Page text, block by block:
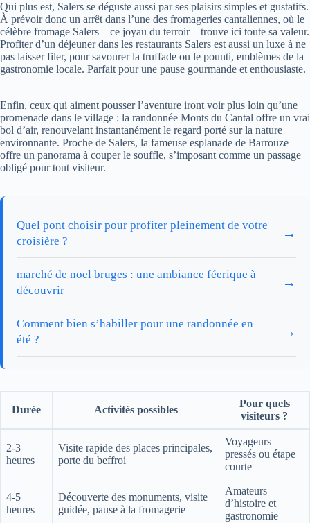
Qui plus est, Salers se déguste aussi par ses plaisirs simples et gustatifs.
À prévoir donc un arrêt dans l’une des fromageries cantaliennes, où le
célèbre fromage Salers – ce joyau du terroir – trouve ici toute sa valeur.
Profiter d’un déjeuner dans les restaurants Salers est aussi un luxe à ne
pas laisser filer, pour savourer la truffade ou le pounti, emblèmes de la
gastronomie locale. Parfait pour une pause gourmande et enthousiaste.
Enfin, ceux qui aiment pousser l’aventure iront voir plus loin qu’une
promenade dans le village : la randonnée Monts du Cantal offre un vrai
bol d’air, renouvelant instantanément le regard porté sur la nature
environnante. Proche de Salers, la fameuse esplanade de Barrouze
offre un panorama à couper le souffle, s’imposant comme un passage
obligé pour tout visiteur.
Quel pont choisir pour profiter pleinement de votre
croisière ?
→
marché de noel bruges : une ambiance féerique à
découvrir
→
Comment bien s’habiller pour une randonnée en
été ?
→
Durée Activités possibles
Pour quels
visiteurs ?
2-3
heures
Visite rapide des places principales,
porte du beffroi
Voyageurs
pressés ou étape
courte
4-5
heures
Découverte des monuments, visite
guidée, pause à la fromagerie
Amateurs
d’histoire et
gastronomie